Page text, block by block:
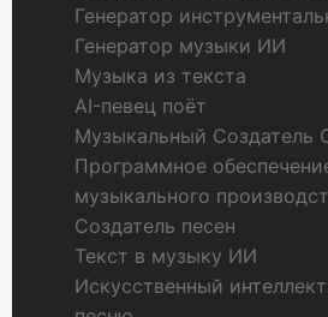
Генератор
Генератор музыки ИИ
Музыка из текста
AI-певец поёт
Музыкальный Создатель
Программное
музыкального
Создатель песен
Текст в музыку ИИ
Искусственный